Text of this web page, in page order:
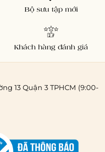
Bộ sưu tập mới
Khách hàng đánh giá
13 Quận 3 TPHCM (9:00-